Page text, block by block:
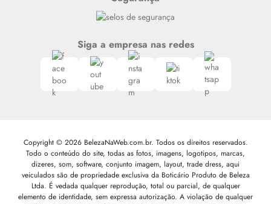
Siga a empresa nas redes
Copyright © 2026 BelezaNaWeb.com.br. Todos os direitos reservados.
Todo o conteúdo do site, todas as fotos, imagens, logotipos, marcas,
dizeres, som, software, conjunto imagem, layout, trade dress, aqui
veiculados são de propriedade exclusiva da Boticário Produto de Beleza
Ltda. É vedada qualquer reprodução, total ou parcial, de qualquer
elemento de identidade, sem expressa autorização. A violação de qualquer